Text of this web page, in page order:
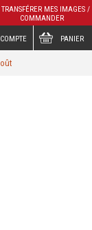
COMPTE PANIER
TRANSFÉRER MES IMAGES /
COMMANDER